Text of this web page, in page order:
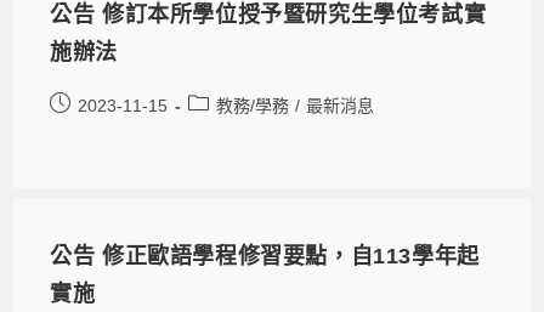
公告 修訂本所學位授予暨研究生學位考試實
施辦法
2023-11-15 教務/學務 / 最新消息
公告 修正歐語學程修習要點，自113學年起
實施